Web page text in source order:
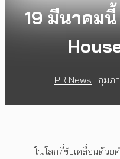
19 มีนาคม
PR News | กุมภ
ในโลกที่ขับเคลื่อนด้ว